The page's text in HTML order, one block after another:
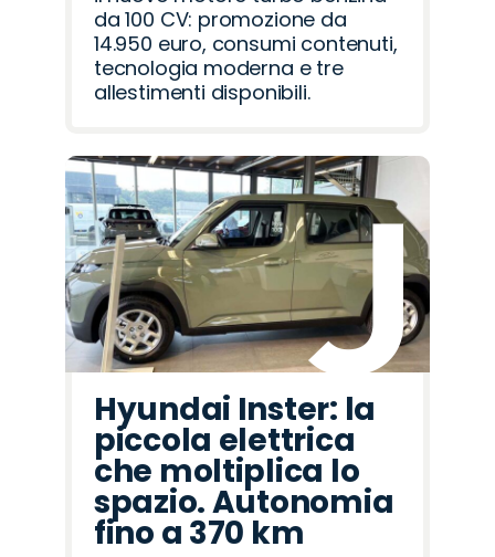
da 100 CV: promozione da
14.950 euro, consumi contenuti,
tecnologia moderna e tre
allestimenti disponibili.
Hyundai Inster: la
piccola elettrica
che moltiplica lo
spazio. Autonomia
fino a 370 km